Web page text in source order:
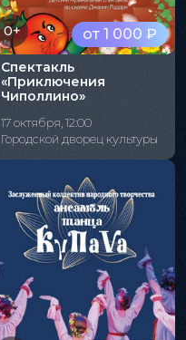
от 1 000 ₽
0+
Спектакль
«Приключения
Чиполлино»
17 октября, 12:00
Городской дворец культуры